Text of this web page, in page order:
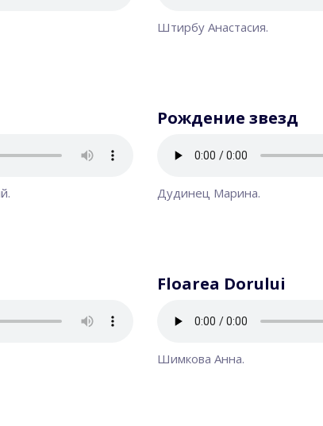
Штирбу Анастасия.
Рождение звезд
Дудинец Марина.
Floarea Dorului
Шимкова Анна.